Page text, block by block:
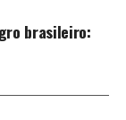
brasileiro: